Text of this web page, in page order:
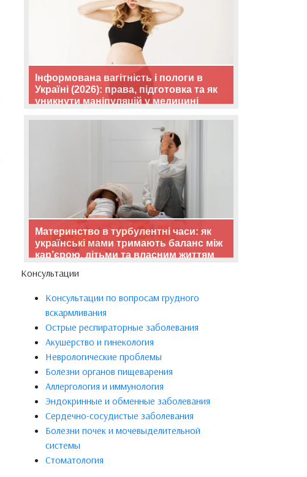
Інформована вагітність і пологи в
Україні (2026): права, підготовка та як
уникнути маніпуляцій у медицині
Материнство в турбулентні часи: як
українські мами тримають баланс між
кар’єрою, дітьми та власним життям
Консультации
Консультации по вопросам грудного
вскармливания
Острые респираторные заболевания
Акушерство и гинекология
Неврологические проблемы
Болезни органов пищеварения
Аллергология и иммунология
Эндокринные и обменные заболевания
Сердечно-сосудистые заболевания
Болезни почек и мочевыделительной
системы
Стоматология